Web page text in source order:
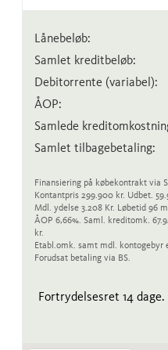
Lånebeløb:
Samlet kreditbeløb:
Debitorrente (variabel):
ÅOP:
Samlede
Samlet tilbagebetaling:
Finansiering på købekontrakt via
Kontantpris 299.900 kr. Udbet.
Mdl. ydelse 3.208 Kr. Løbetid 96
ÅOP 6,66%. Saml. kreditomk.
kr.
Etabl.omk. samt mdl. kontogebyr
Forudsat betaling via BS.
Fortrydelsesret 14 dage.